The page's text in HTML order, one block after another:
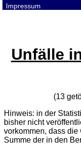
Impressum
Unfälle
(13
Hinweis: in der
bisher nicht
vorkommen, dass die
Summe der in den